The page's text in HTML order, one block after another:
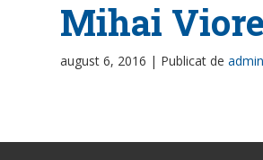
Mihai
august 6, 2016 | Publicat de admin